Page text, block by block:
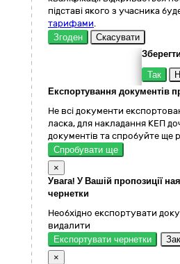
підставі якого з учасника
тарифами.
Згоден
Скасувати
Так
Експортування документів
Не всі документи
ласка, для накладання КЕП
документів та спробуйте ще
Спробувати ще
×
Увага! У Вашій пропозиції
чернетки
Необхідно експортувати
видалити
Експортувати чернетки
×